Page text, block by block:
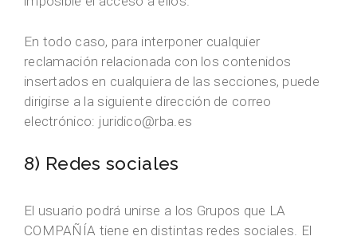
En todo caso, para interponer cualquier
reclamación relacionada con los contenidos
insertados en cualquiera de las secciones, puede
dirigirse a la siguiente dirección de correo
electrónico: juridico@rba.es
8) Redes sociales
El usuario podrá unirse a los Grupos que LA
COMPAÑÍA tiene en distintas redes sociales. El